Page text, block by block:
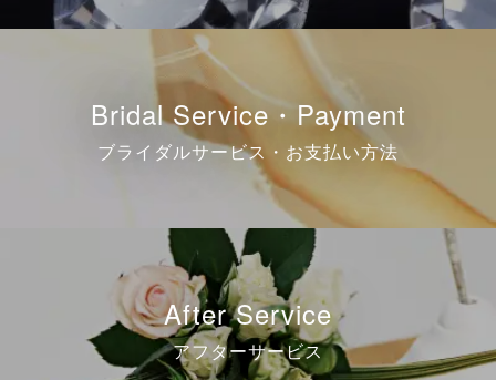
Bridal Service・Payment
ブライダルサービス・お支払い方法
After Service
アフターサービス